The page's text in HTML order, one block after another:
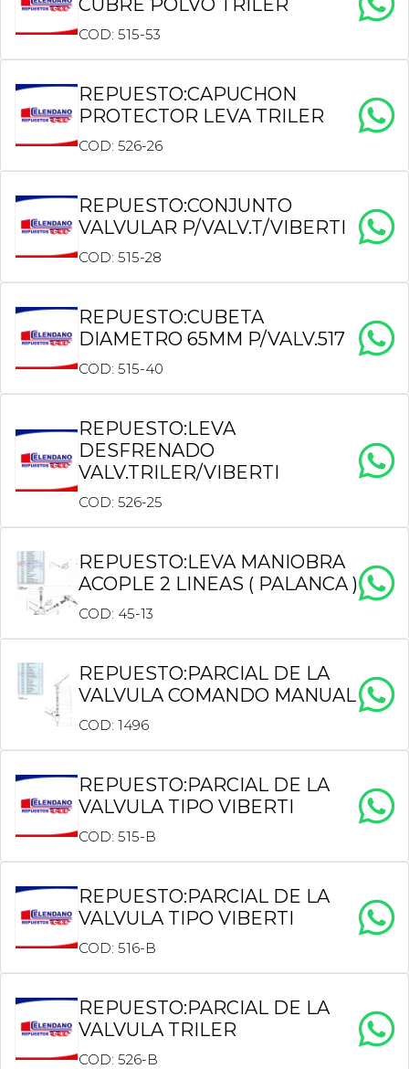
CUBRE POLVO TRILER
COD: 515-53
REPUESTO:CAPUCHON
PROTECTOR LEVA TRILER
COD: 526-26
REPUESTO:CONJUNTO
VALVULAR P/VALV.T/VIBERTI
COD: 515-28
REPUESTO:CUBETA
DIAMETRO 65MM P/VALV.517
COD: 515-40
REPUESTO:LEVA
DESFRENADO
VALV.TRILER/VIBERTI
COD: 526-25
REPUESTO:LEVA MANIOBRA
ACOPLE 2 LINEAS ( PALANCA )
COD: 45-13
REPUESTO:PARCIAL DE LA
VALVULA COMANDO MANUAL
COD: 1496
REPUESTO:PARCIAL DE LA
VALVULA TIPO VIBERTI
COD: 515-B
REPUESTO:PARCIAL DE LA
VALVULA TIPO VIBERTI
COD: 516-B
REPUESTO:PARCIAL DE LA
VALVULA TRILER
COD: 526-B